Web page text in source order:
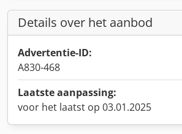
Details over het aanbod
Advertentie-ID:
A830-468
Laatste aanpassing:
voor het laatst op 03.01.2025